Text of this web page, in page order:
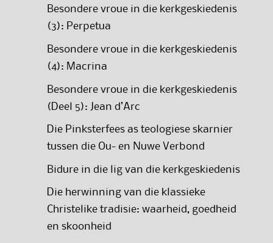
Besondere vroue in die kerkgeskiedenis
(3): Perpetua
Besondere vroue in die kerkgeskiedenis
(4): Macrina
Besondere vroue in die kerkgeskiedenis
(Deel 5): Jean d’Arc
Die Pinksterfees as teologiese skarnier
tussen die Ou- en Nuwe Verbond
Bidure in die lig van die kerkgeskiedenis
Die herwinning van die klassieke
Christelike tradisie: waarheid, goedheid
en skoonheid